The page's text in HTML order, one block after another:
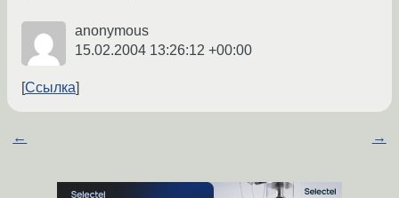
anonymous
15.02.2004 13:26:12 +00:00
Ссылка
← →